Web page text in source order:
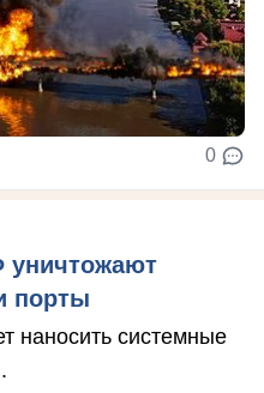
0
уничтожают
порты
наносить системные